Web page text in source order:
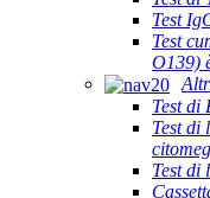
Test
Test
O139)
Test di
Test di
Test di